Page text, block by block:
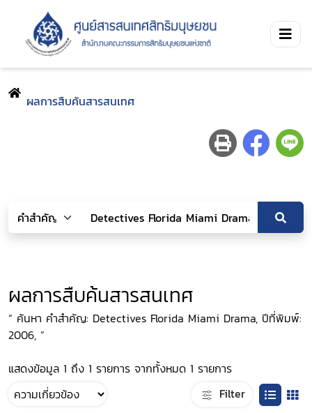
ผลการสืบค้นสารสนเทศ
ผลการสืบค้นสารสนเทศ
“ ค้นหา คำสำคัญ: Detectives Florida Miami Drama, ปีที่พิมพ์:
2006, ”
แสดงข้อมูล 1 ถึง 1 รายการ จากทั้งหมด 1 รายการ
Filter